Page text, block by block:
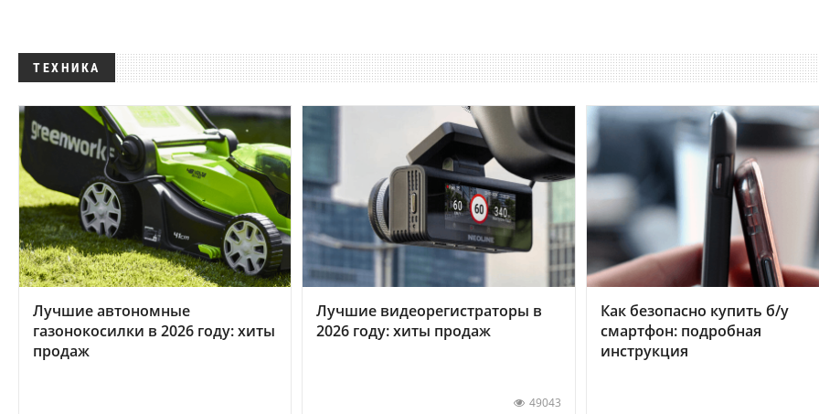
ТЕХНИКА
Лучшие автономные
газонокосилки в 2026 году: хиты
продаж
Лучшие видеорегистраторы в
2026 году: хиты продаж
49043
Как безопасно купить б/у
смартфон: подробная
инструкция